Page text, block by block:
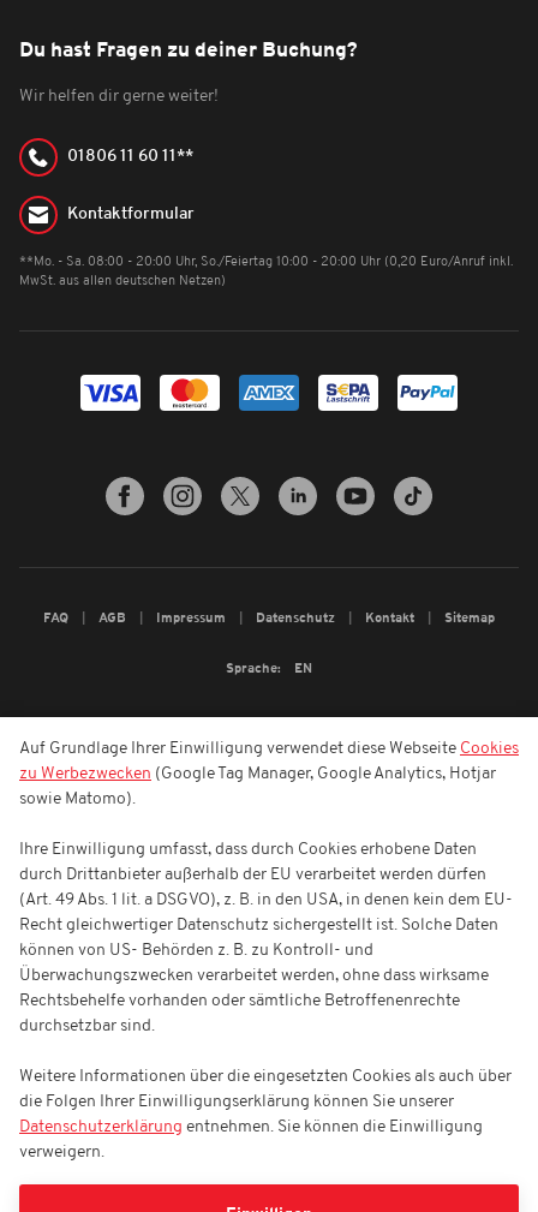
Du hast Fragen zu deiner Buchung?
Wir helfen dir gerne weiter!
01806 11 60 11**
Kontaktformular
**Mo. - Sa. 08:00 - 20:00 Uhr, So./Feiertag 10:00 - 20:00 Uhr (0,20 Euro/Anruf inkl.
MwSt. aus allen deutschen Netzen)
FAQ AGB Impressum Datenschutz Kontakt Sitemap
Sprache: EN
Auf Grundlage Ihrer Einwilligung verwendet diese Webseite Cookies
zu Werbezwecken (Google Tag Manager, Google Analytics, Hotjar
sowie Matomo).
Ihre Einwilligung umfasst, dass durch Cookies erhobene Daten
durch Drittanbieter außerhalb der EU verarbeitet werden dürfen
(Art. 49 Abs. 1 lit. a DSGVO), z. B. in den USA, in denen kein dem EU-
Recht gleichwertiger Datenschutz sichergestellt ist. Solche Daten
können von US- Behörden z. B. zu Kontroll- und
Überwachungszwecken verarbeitet werden, ohne dass wirksame
Rechtsbehelfe vorhanden oder sämtliche Betroffenenrechte
durchsetzbar sind.
Weitere Informationen über die eingesetzten Cookies als auch über
die Folgen Ihrer Einwilligungserklärung können Sie unserer
Datenschutzerklärung entnehmen. Sie können die Einwilligung
verweigern.